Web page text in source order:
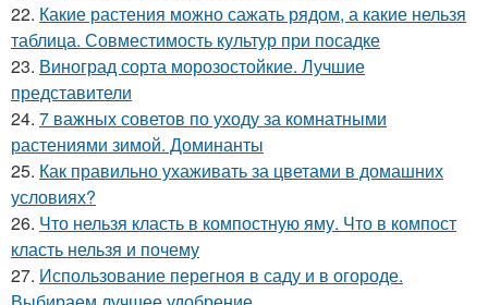
22. Какие растения можно сажать рядом, а какие нельзя
таблица. Совместимость культур при посадке
23. Виноград сорта морозостойкие. Лучшие
представители
24. 7 важных советов по уходу за комнатными
растениями зимой. Доминанты
25. Как правильно ухаживать за цветами в домашних
условиях?
26. Что нельзя класть в компостную яму. Что в компост
класть нельзя и почему
27. Использование перегноя в саду и в огороде.